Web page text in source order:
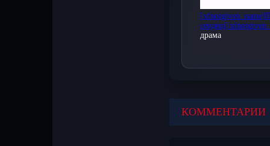
сердец[/
драма
КОММЕНТАРИИ